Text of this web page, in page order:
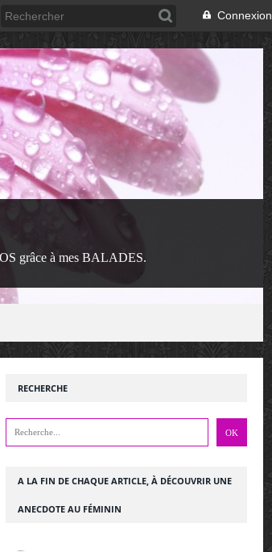
Connexion
grâce à mes BALADES.
RECHERCHE
A LA FIN DE CHAQUE ARTICLE, À DÉCOUVRIR UNE
ANECDOTE AU FÉMININ